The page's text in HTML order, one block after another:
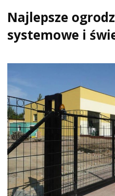
Najlepsze
systemowe i